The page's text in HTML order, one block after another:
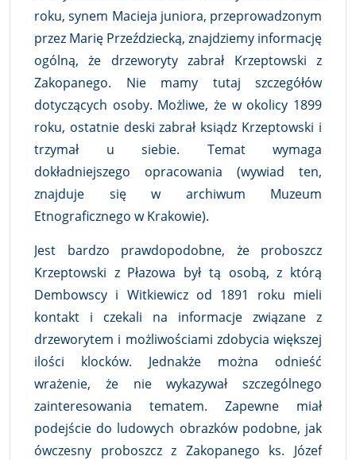
roku, synem Macieja juniora, przeprowadzonym
przez Marię Przeździecką, znajdziemy informację
ogólną, że drzeworyty zabrał Krzeptowski z
Zakopanego. Nie mamy tutaj szczegółów
dotyczących osoby. Możliwe, że w okolicy 1899
roku, ostatnie deski zabrał ksiądz Krzeptowski i
trzymał u siebie. Temat wymaga
dokładniejszego opracowania (wywiad ten,
znajduje się w archiwum Muzeum
Etnograficznego w Krakowie).
Jest bardzo prawdopodobne, że proboszcz
Krzeptowski z Płazowa był tą osobą, z którą
Dembowscy i Witkiewicz od 1891 roku mieli
kontakt i czekali na informacje związane z
drzeworytem i możliwościami zdobycia większej
ilości klocków. Jednakże można odnieść
wrażenie, że nie wykazywał szczególnego
zainteresowania tematem. Zapewne miał
podejście do ludowych obrazków podobne, jak
ówczesny proboszcz z Zakopanego ks. Józef